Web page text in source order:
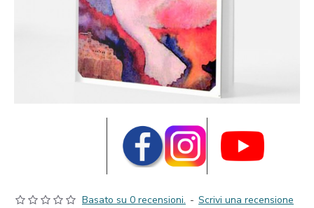
Basato su 0 recensioni. - Scrivi una recensione